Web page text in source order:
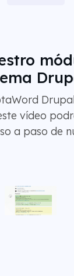
vídeo
a paso de